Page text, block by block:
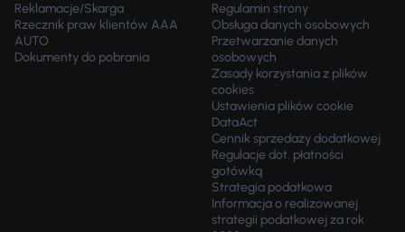
Reklamacje/Skarga
Rzecznik praw klientów AAA
AUTO
Dokumenty do pobrania
Regulamin strony
Obsługa danych osobowych
Przetwarzanie danych
osobowych
Zasady korzystania z plików
cookies
Ustawienia plików cookie
DataAct
Cennik sprzedaży dodatkowej
Regulacje dot. płatności
gotówką
Strategia podatkowa
Informacja o realizowanej
strategii podatkowej za rok